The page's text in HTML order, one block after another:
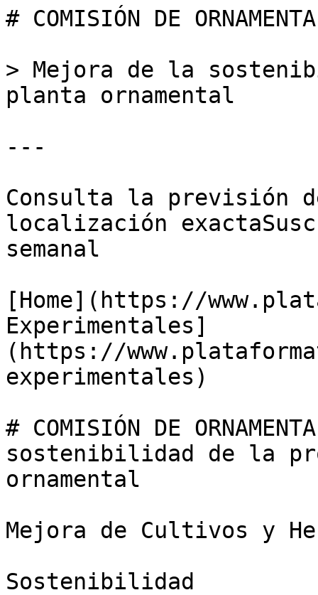
# COMISIÓN DE
> Mejora de la
planta ornamental
---
Consulta la previsión
localización
semanal
[Home](https://
Experimentales]
(https://
experimentales)
# COMISIÓN DE
sostenibilidad de la
ornamental
Mejora de Cultivos y
Sostenibilidad